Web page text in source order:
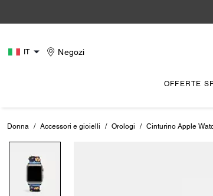
IT Negozi
OFFERTE
Donna / Accessori e gioielli / Orologi / Cinturino Apple